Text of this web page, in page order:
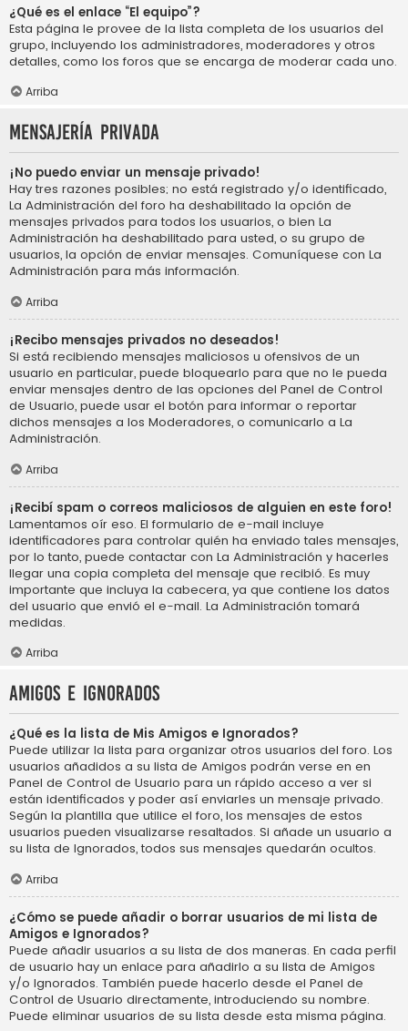
¿Qué es el enlace “El equipo”?
Esta página le provee de la lista completa de los usuarios del
grupo, incluyendo los administradores, moderadores y otros
detalles, como los foros que se encarga de moderar cada uno.
Arriba
Mensajería privada
¡No puedo enviar un mensaje privado!
Hay tres razones posibles; no está registrado y/o identificado,
La Administración del foro ha deshabilitado la opción de
mensajes privados para todos los usuarios, o bien La
Administración ha deshabilitado para usted, o su grupo de
usuarios, la opción de enviar mensajes. Comuníquese con La
Administración para más información.
Arriba
¡Recibo mensajes privados no deseados!
Si está recibiendo mensajes maliciosos u ofensivos de un
usuario en particular, puede bloquearlo para que no le pueda
enviar mensajes dentro de las opciones del Panel de Control
de Usuario, puede usar el botón para informar o reportar
dichos mensajes a los Moderadores, o comunicarlo a La
Administración.
Arriba
¡Recibí spam o correos maliciosos de alguien en este foro!
Lamentamos oír eso. El formulario de e-mail incluye
identificadores para controlar quién ha enviado tales mensajes,
por lo tanto, puede contactar con La Administración y hacerles
llegar una copia completa del mensaje que recibió. Es muy
importante que incluya la cabecera, ya que contiene los datos
del usuario que envió el e-mail. La Administración tomará
medidas.
Arriba
Amigos e Ignorados
¿Qué es la lista de Mis Amigos e Ignorados?
Puede utilizar la lista para organizar otros usuarios del foro. Los
usuarios añadidos a su lista de Amigos podrán verse en en
Panel de Control de Usuario para un rápido acceso a ver si
están identificados y poder así enviarles un mensaje privado.
Según la plantilla que utilice el foro, los mensajes de estos
usuarios pueden visualizarse resaltados. Si añade un usuario a
su lista de Ignorados, todos sus mensajes quedarán ocultos.
Arriba
¿Cómo se puede añadir o borrar usuarios de mi lista de
Amigos e Ignorados?
Puede añadir usuarios a su lista de dos maneras. En cada perfil
de usuario hay un enlace para añadirlo a su lista de Amigos
y/o Ignorados. También puede hacerlo desde el Panel de
Control de Usuario directamente, introduciendo su nombre.
Puede eliminar usuarios de su lista desde esta misma página.